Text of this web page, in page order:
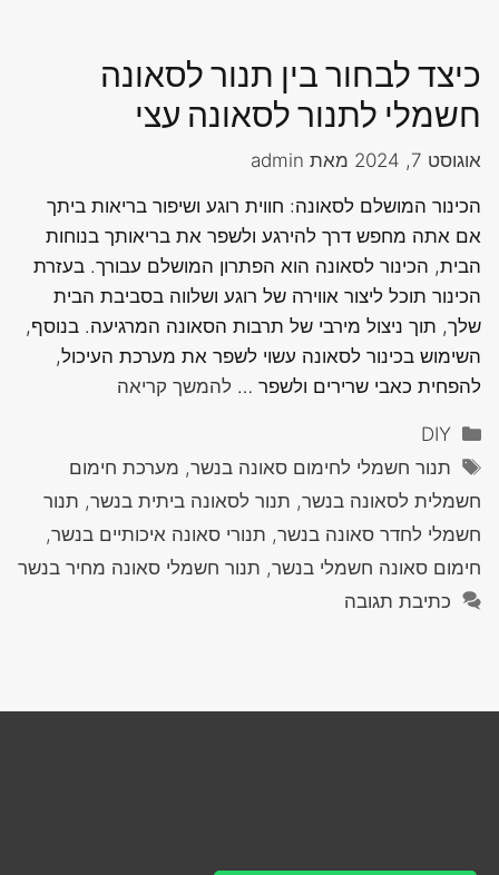
כיצד לבחור בין תנור לסאונה
חשמלי לתנור לסאונה עצי
אוגוסט 7, 2024 מאת admin
הכינור המושלם לסאונה: חווית רוגע ושיפור בריאות ביתך
אם אתה מחפש דרך להירגע ולשפר את בריאותך בנוחות
הבית, הכינור לסאונה הוא הפתרון המושלם עבורך. בעזרת
הכינור תוכל ליצור אווירה של רוגע ושלווה בסביבת הבית
שלך, תוך ניצול מירבי של תרבות הסאונה המרגיעה. בנוסף,
השימוש בכינור לסאונה עשוי לשפר את מערכת העיכול,
להפחית כאבי שרירים ולשפר … להמשך קריאה
קטגוריות
DIY
תגיות
תנור חשמלי לחימום סאונה בנשר, מערכת חימום
חשמלית לסאונה בנשר, תנור לסאונה ביתית בנשר, תנור
חשמלי לחדר סאונה בנשר, תנורי סאונה איכותיים בנשר,
חימום סאונה חשמלי בנשר, תנור חשמלי סאונה מחיר בנשר
כתיבת תגובה